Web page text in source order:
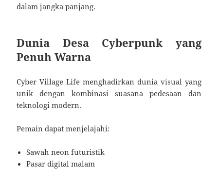
dalam jangka panjang.
Dunia Desa Cyberpunk yang
Penuh Warna
Cyber Village Life menghadirkan dunia visual yang
unik dengan kombinasi suasana pedesaan dan
teknologi modern.
Pemain dapat menjelajahi:
Sawah neon futuristik
Pasar digital malam